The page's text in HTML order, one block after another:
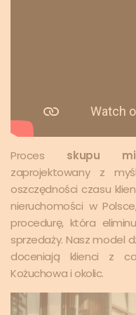
Proces skupu
zaprojektowany z
oszczędności czasu
nieruchomości w
procedurę, która
sprzedaży. Nasz model
doceniają klienci z
Kożuchowa i okolic.